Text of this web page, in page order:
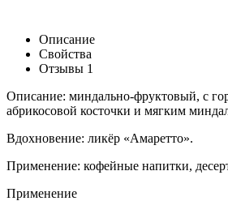
Описание
Свойства
Отзывы 1
Описание: миндально-фруктовый, с
абрикосовой косточки и мягким
Вдохновение: ликёр «Амаретто».
Применение: кофейные напитки,
Применение